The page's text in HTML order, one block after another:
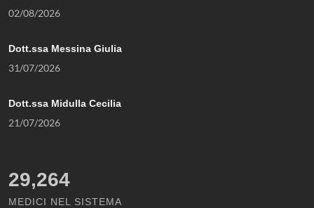
02/08/2026
Dott.ssa Messina Giulia
31/07/2026
Dott.ssa Midulla Cecilia
21/07/2026
29,264
MEDICI NEL SISTEMA